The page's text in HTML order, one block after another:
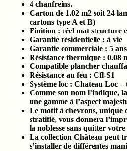
4 chanfreins.
Carton de 1.02 m2 soit 24
cartons type A et B)
Finition : réel mat structure
Garantie résidentielle : à vie
Garantie commerciale : 5 ans
Résistance thermique : 0.08
Compatible plancher
Résistance au feu : Cfl-S1
Système loc : Chateau Loc –
Comme son nom l’indique,
une gamme à l’aspect
Le motif à chevrons, unique
stratifié, vous donnera
la noblesse sans quitter votre
La collection Château peut
s’installer de différentes